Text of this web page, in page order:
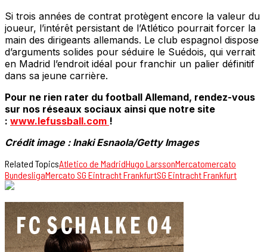
Si trois années de contrat protègent encore la valeur du
joueur, l’intérêt persistant de l’Atlético pourrait forcer la
main des dirigeants allemands. Le club espagnol dispose
d’arguments solides pour séduire le Suédois, qui verrait
en Madrid l’endroit idéal pour franchir un palier définitif
dans sa jeune carrière.
Pour ne rien rater du football Allemand, rendez-vous
sur nos réseaux sociaux ainsi que notre site
: www.lefussball.com !
Crédit image : Inaki Esnaola/Getty Images
Related TopicsAtletico de MadridHugo LarssonMercatomercato
BundesligaMercato SG Eintracht FrankfurtSG Eintracht Frankfurt